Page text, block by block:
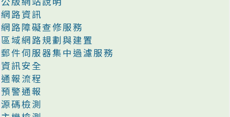
網路資訊
網路障礙查修服務
區域網路規劃與建置
郵件伺服器集中過濾服務
資訊安全
通報流程
預警通報
源碼檢測